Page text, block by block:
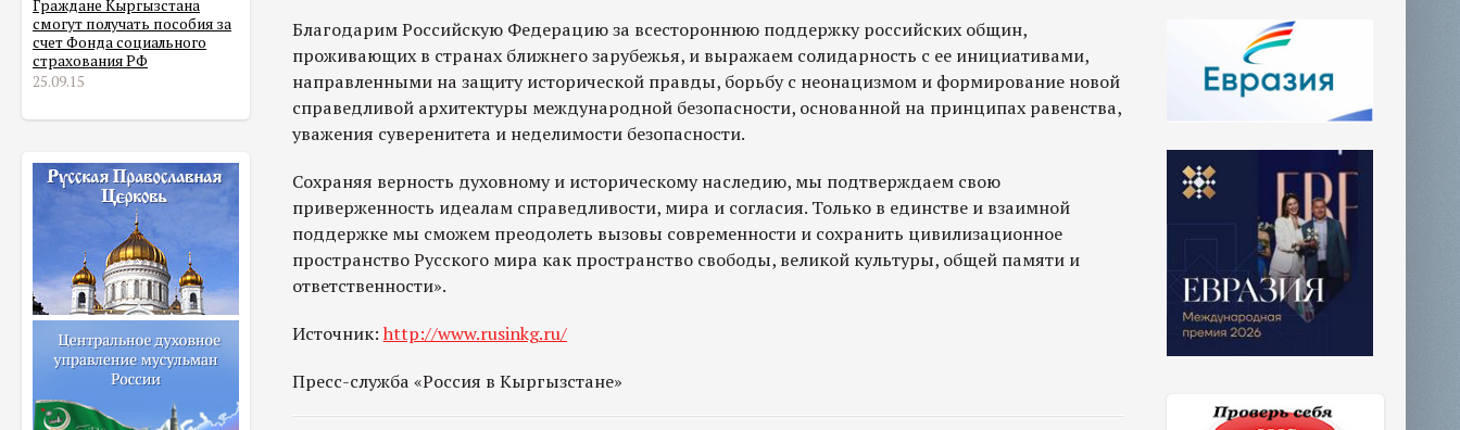
Граждане Кыргызстана
смогут получать пособия за
счет Фонда социального
страхования РФ
25.09.15
Благодарим Российскую Федерацию за всестороннюю поддержку российских общин,
проживающих в странах ближнего зарубежья, и выражаем солидарность с ее инициативами,
направленными на защиту исторической правды, борьбу с неонацизмом и формирование новой
справедливой архитектуры международной безопасности, основанной на принципах равенства,
уважения суверенитета и неделимости безопасности.
Сохраняя верность духовному и историческому наследию, мы подтверждаем свою
приверженность идеалам справедливости, мира и согласия. Только в единстве и взаимной
поддержке мы сможем преодолеть вызовы современности и сохранить цивилизационное
пространство Русского мира как пространство свободы, великой культуры, общей памяти и
ответственности».
Источник: http://www.rusinkg.ru/
Пресс-служба «Россия в Кыргызстане»